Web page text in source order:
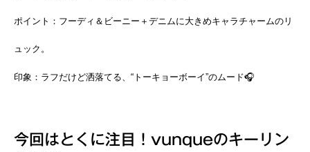
ポイント：フーディ＆ビーニー＋デニムに大きめキャラチャームのリ
ュック。
印象：ラフだけど洒落てる、“トーキョーボーイ”のムード🎧
今回はとくに注目！vunqueのキーリン